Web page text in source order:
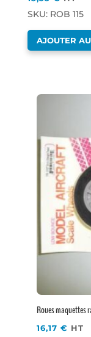
SKU: ROB 115
AJOUTER
Roues maquettes
16,17 € HT